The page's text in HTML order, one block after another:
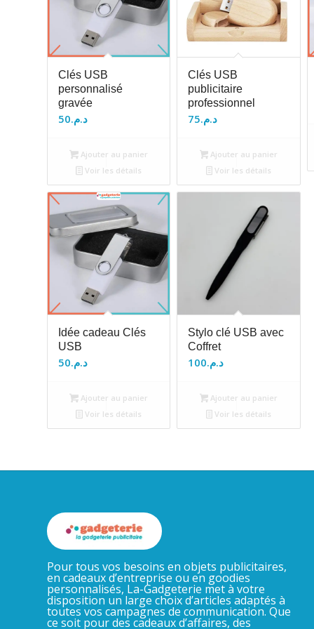
Clés USB
personnalisé
gravée
د.م.50
Ajouter au panier
Voir les détails
Clés USB
publicitaire
professionnel
د.م.75
Ajouter au panier
Voir les détails
Idée cadeau Clés
USB
د.م.50
Ajouter au panier
Voir les détails
Stylo clé USB avec
Coffret
د.م.100
Ajouter au panier
Voir les détails
Pour tous vos besoins en objets publicitaires,
en cadeaux d’entreprise ou en goodies
personnalisés, La-Gadgeterie met à votre
disposition un large choix d’articles adaptés à
toutes vos campagnes de communication. Que
ce soit pour des cadeaux d’affaires, des